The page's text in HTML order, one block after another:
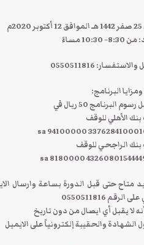
10:30 مساءً
0550511816
البرنامج:
البرنامج 50 ريال في
الأهلي للوقف
الراجحي للوقف
متاح حتى قبل الدورة بساعة وارسال
الرقم 0550511816
لا يقبل أي ايصال من دون تاريخ
والحقيبة إلكترونياً على الايميل